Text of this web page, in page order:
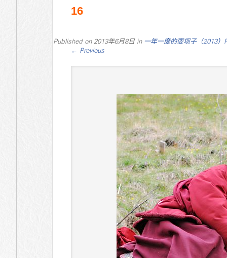
16
Published on 2013年6月8日in 一年一度的耍坝子（2013）
← Previous